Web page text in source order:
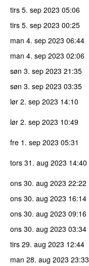
tirs 5. sep 2023 05:06
tirs 5. sep 2023 00:25
man 4. sep 2023 06:44
man 4. sep 2023 02:06
søn 3. sep 2023 21:35
søn 3. sep 2023 03:35
lør 2. sep 2023 14:10
lør 2. sep 2023 10:49
fre 1. sep 2023 05:31
tors 31. aug 2023 14:40
ons 30. aug 2023 22:22
ons 30. aug 2023 16:14
ons 30. aug 2023 09:16
ons 30. aug 2023 03:34
tirs 29. aug 2023 12:44
man 28. aug 2023 23:33